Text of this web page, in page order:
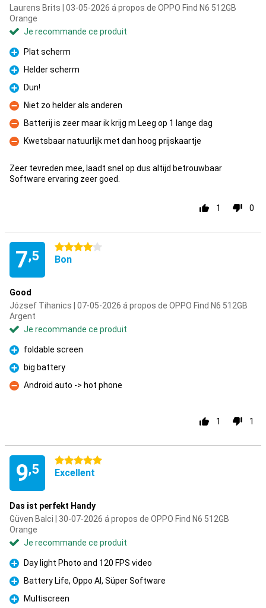
Laurens Brits | 03-05-2026 á propos de OPPO Find N6 512GB
Orange
Je recommande ce produit
Pour
Plat scherm
Pour
Helder scherm
Pour
Dun!
Contre
Niet zo helder als anderen
Contre
Batterij is zeer maar ik krijg m Leeg op 1 lange dag
Contre
Kwetsbaar natuurlijk met dan hoog prijskaartje
Zeer tevreden mee, laadt snel op dus altijd betrouwbaar
Software ervaring zeer goed.
1 0
7,5
4 étoiles
Bon
Good
József Tihanics | 07-05-2026 á propos de OPPO Find N6 512GB
Argent
Je recommande ce produit
Pour
foldable screen
Pour
big battery
Contre
Android auto -> hot phone
1 1
9,5
5 étoiles
Excellent
Das ist perfekt Handy
Güven Balci | 30-07-2026 á propos de OPPO Find N6 512GB
Orange
Je recommande ce produit
Pour
Day light Photo and 120 FPS video
Pour
Battery Life, Oppo AI, Süper Software
Pour
Multiscreen